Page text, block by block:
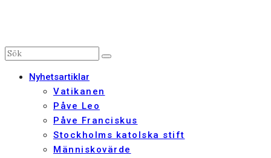
Nyhetsartiklar
Vatikanen
Påve Leo
Påve Franciskus
Stockholms katolska stift
Människovärde